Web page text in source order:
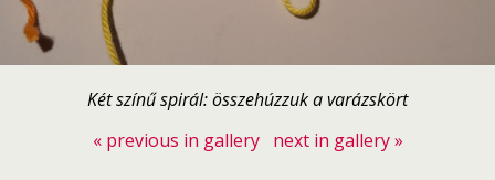
Két színű spirál: összehúzzuk a varázskört
« previous in gallery
next in gallery »